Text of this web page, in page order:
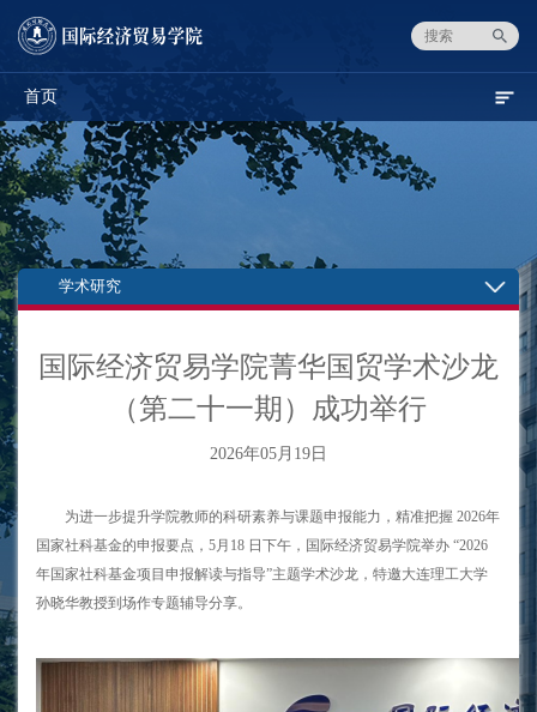
首页
学术研究
国际经济贸易学院菁华国贸学术沙龙
（第二十一期）成功举行
2026年05月19日
为进一步提升学院教师的科研素养与课题申报能力，精准把握 2026年
国家社科基金的申报要点，5月18 日下午，国际经济贸易学院举办 “2026
年国家社科基金项目申报解读与指导”主题学术沙龙，特邀大连理工大学
孙晓华教授到场作专题辅导分享。